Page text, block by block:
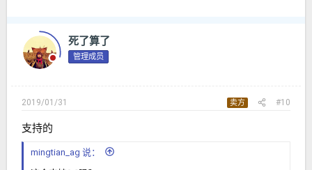
死了算了
管理成员
2019/01/31 卖方 #10
支持的
mingtian_ag 说：